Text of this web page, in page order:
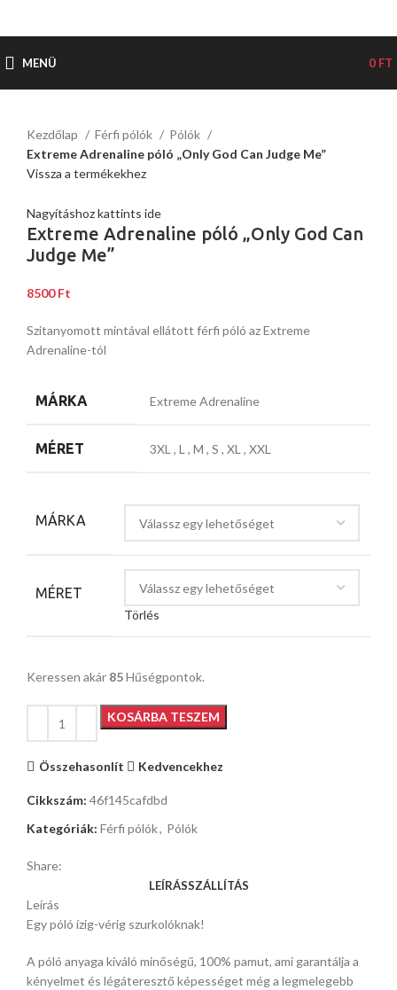
MENÜ 0 FT
Kezdőlap Férfi pólók
Pólók
Extreme Adrenaline póló „Only God Can Judge Me”
Vissza a termékekhez
Nagyításhoz kattints ide
Extreme Adrenaline póló „Only God Can
Judge Me”
8500Ft
Szitanyomott mintával ellátott férfi póló az Extreme
Adrenaline-tól
MÁRKA Extreme Adrenaline
MÉRET 3XL, L, M , S , XL, XXL
MÁRKA
MÉRET
Törlés
Keressen akár 85Hűségpontok.
KOSÁRBA TESZEM
Összehasonlít Kedvencekhez
Cikkszám: 46f145cafdbd
Kategóriák: Férfi pólók, Pólók
Share:
LEÍRÁSSZÁLLÍTÁS
Leírás
Egy póló ízig-vérig szurkolóknak!
A póló anyaga kiváló minőségű, 100% pamut, ami garantálja a
kényelmet és légáteresztő képességet még a legmelegebb